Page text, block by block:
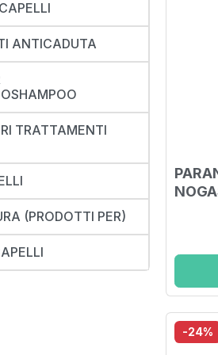
ANTICADUTA
TRATTAMENTI
(PRODOTTI PER)
-24%